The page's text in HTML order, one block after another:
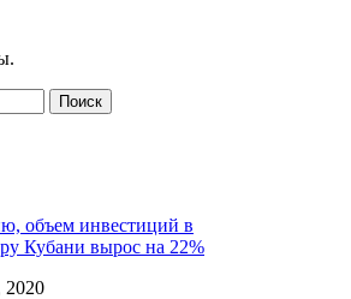
объем инвестиций в
Кубани вырос на 22%
2020